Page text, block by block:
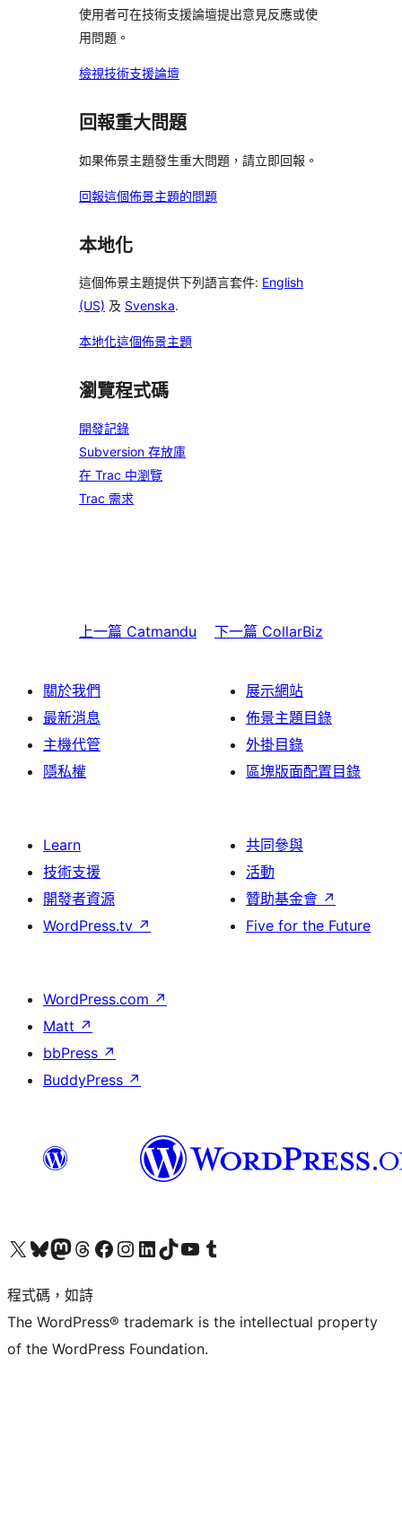
論
評
論
者
評
使用者可在技術支援論壇提出意見反應或使
用問題。
檢視技術支援論壇
回報重大問題
如果佈景主題發生重大問題，請立即回報。
回報這個佈景主題的問題
本地化
這個佈景主題提供下列語言套件: English
(US) 及 Svenska.
本地化這個佈景主題
瀏覽程式碼
開發記錄
Subversion 存放庫
在 Trac 中瀏覽
Trac 需求
上一篇 Catmandu 下一篇 CollarBiz
關於我們
最新消息
主機代管
隱私權
展示網站
佈景主題目錄
外掛目錄
區塊版面配置目錄
Learn
技術支援
開發者資源
WordPress.tv ↗
共同參與
活動
贊助基金會 ↗
Five for the Future
WordPress.com ↗
Matt ↗
bbPress ↗
BuddyPress ↗
查看我們的 X (之前的 Twitter) 帳號造訪我們的 Bluesky 帳號造訪我們的 Mastodon 帳號造訪我們的 Threads 帳號 造訪我們的 Facebook 粉絲專頁Visit our Instagram account
Visit our LinkedIn account
造訪我們的 TikTok 帳號Visit our YouTube channel
造訪我們的 Tumblr 帳號
程式碼，如詩
The WordPress® trademark is the intellectual property
of the WordPress Foundation.